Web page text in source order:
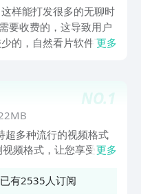
样能打发很多的无聊时
要收费的，这导致用户
的，自然看片软件下载
更多
NO.1
多种流行的视频格式
频格式，让您享受更流
、音频投屏播放，纵
更多
有2535人订阅